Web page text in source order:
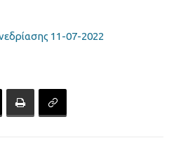
11-07-2022